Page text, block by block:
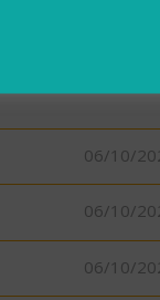
06/10/
06/10/
06/10/